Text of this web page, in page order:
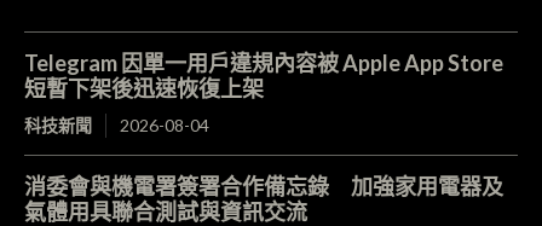
Telegram 因單一用戶違規內容被 Apple App Store
短暫下架後迅速恢復上架
科技新聞 2026-08-04
消委會與機電署簽署合作備忘錄 加強家用電器及
氣體用具聯合測試與資訊交流